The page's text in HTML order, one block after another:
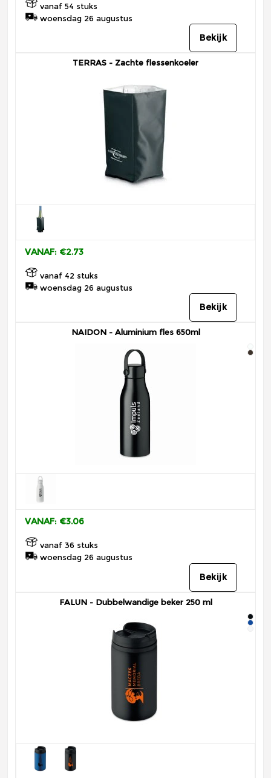
vanaf 54 stuks
woensdag 26 augustus
Bekijk
TERRAS - Zachte flessenkoeler
VANAF: €2.73
vanaf 42 stuks
woensdag 26 augustus
Bekijk
NAIDON - Aluminium fles 650ml
VANAF: €3.06
vanaf 36 stuks
woensdag 26 augustus
Bekijk
FALUN - Dubbelwandige beker 250 ml